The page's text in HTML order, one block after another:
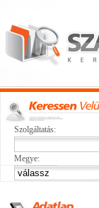
Szolgáltatás:
Megye: